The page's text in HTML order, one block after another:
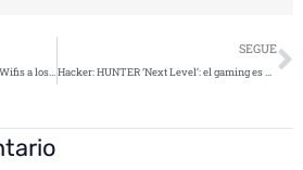
¡Danger: hackers! Cuidado con los Wifis a los que te conectas en verano
SEGUE
Hacker: HUNTER ‘Next Level’: el gaming es algo más que un juego para los ciberdelincuentes